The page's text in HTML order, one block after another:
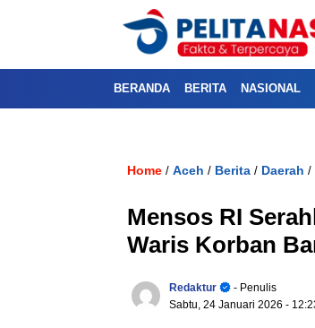
BERANDA BERITA NASIONAL
Home / Aceh / Berita / Daerah /
Mensos RI
Waris Korban
Redaktur
- Penulis
Sabtu, 24 Januari 2026 -